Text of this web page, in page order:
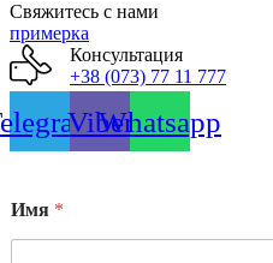
Свяжитесь с нами
примерка
Консультация
+38 (073) 77 11 777
ViberWhatsapp
Имя *